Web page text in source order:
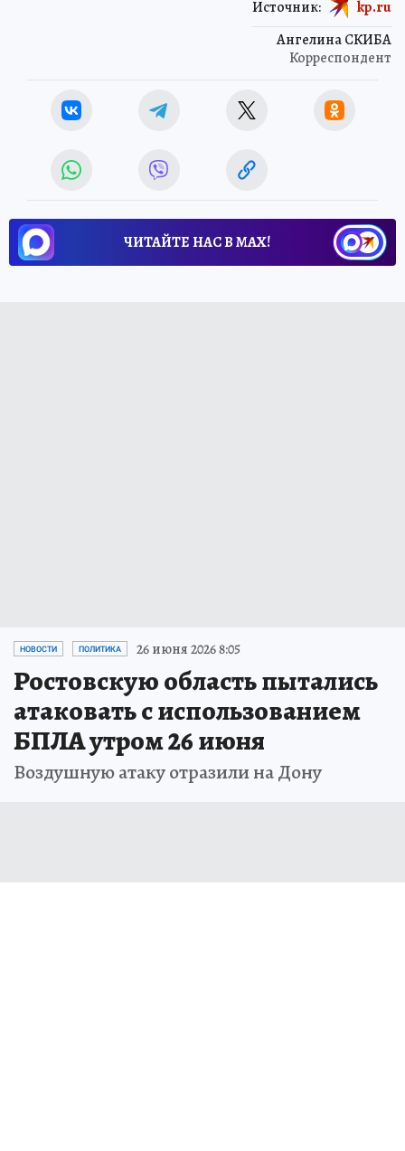
Ангелина СКИБА
Корреспондент
Источник: kp.ru
ЧИТАЙТЕ НАС В МАХ!
НОВОСТИ ПОЛИТИКА 26 июня 2026 8:05
Ростовскую область пытались
атаковать с использованием
БПЛА утром 26 июня
Воздушную атаку отразили на Дону